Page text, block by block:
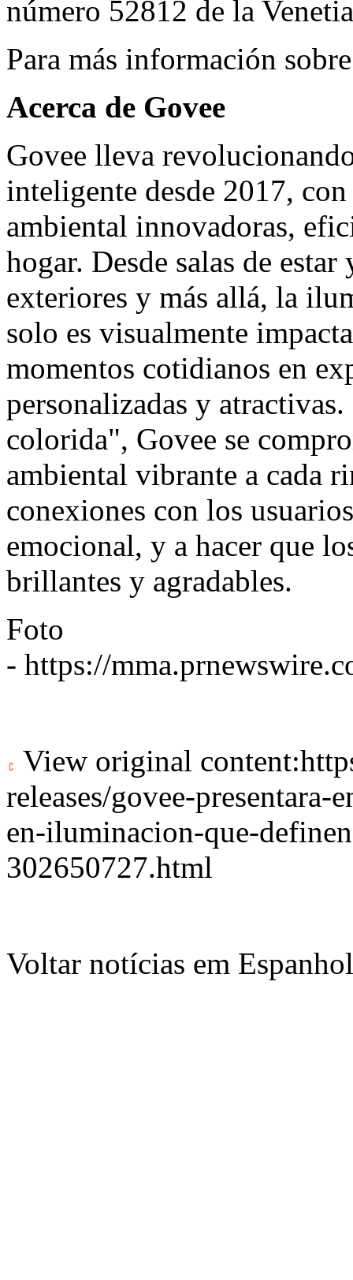
número 52812 de la
Para más información
Acerca de Govee
Govee lleva
inteligente desde 2017,
ambiental innovadoras,
hogar. Desde salas de
exteriores y más allá, la
solo es visualmente
momentos cotidianos en
personalizadas y
colorida", Govee se
ambiental vibrante a cada
conexiones con los
emocional, y a hacer que
brillantes y agradables.
Foto
- https://
View original content:
releases/govee-
en-iluminacion-que-
302650727.html
Voltar notícias em Espanhol